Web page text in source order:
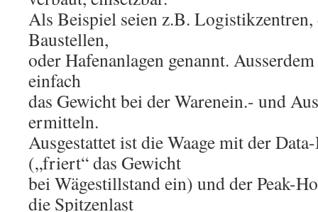
Als Beispiel seien z.B.
Baustellen,
oder Hafenanlagen genannt.
einfach
das Gewicht bei der Warenein.- und
ermitteln.
Ausgestattet ist die Waage mit der
(„friert“ das Gewicht
bei Wägestillstand ein) und der Peak-
die Spitzenlast